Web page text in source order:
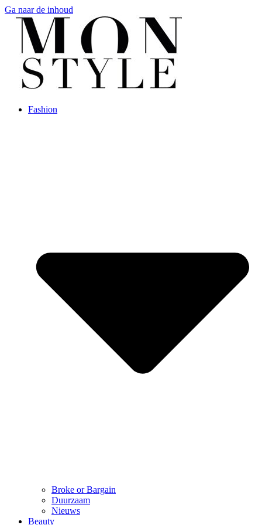
Ga naar de inhoud
Fashion
Broke or Bargain
Duurzaam
Nieuws
Beauty